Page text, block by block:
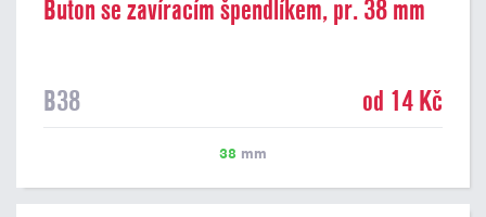
Buton se zavíracím špendlíkem, pr. 38 mm
B38 od 14 Kč
38 mm